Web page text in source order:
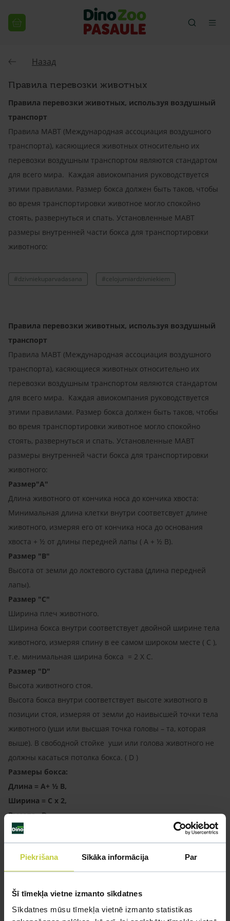
Piekrišana Sīkāka informācija Par
Šī tīmekļa vietne izmanto sīkdatnes
Sīkdatnes mūsu tīmekļa vietnē izmanto statistikas
Назад
Правила перевозки животных
Правила перевозки животных, используя воздушный
транспорт
Правила МАВТ (Международная ассоциация воздушного
транспорта), касяющиеся животных относительно их
перевозки воздушным транспортом являются стандартом
для всего мира. Каждая авиокомпания руководствуется
этими правилами. Размер бокса должен быть таков, чтобы
во время транспортировки животное могло спокойно
стоять, развернуться и спать. Установленные МАВТ
размеры внутренней части бокса для транспортировки
животного:
#dzivniekuparvadasana #celojumiardzivniekiem
Правила перевозки животных, используя воздушный
транспорт
Правила МАВТ (Международная ассоциация воздушного
транспорта), касяющиеся животных относительно их
перевозки воздушным транспортом являются стандартом
для всего мира. Каждая авиокомпания руководствуется
этими правилами. Размер бокса должен быть таков, чтобы
во время транспортировки животное могло спокойно
стоять, развернуться и спать. Установленные МАВТ
размеры внутренней части бокса для транспортировки
животного:
Размер"A"
Длина животного от кончика носа до кончика хвоста:
Минимальная длина клетки внутри соответсвует длине
животного, измеряя его от кончика носа до основания
хвоста + ½ от длины передней лапы ( A + ½ B).
Размер "B"
Высота от земли до локтевого сустава (длина передней
лапы).
Размер "C"
Ширина плеч животного.
Ширина бокса внутри соответствует двойной ширине тела
животного, измеряя спину в ее самом широком месте ( C ),
т.е. минимальная ширина бокса = 2 X C.
Размер "D"
Высота животного стоя.
Высота бокса внутри соответствует высоте животного в
позиции стоя, измеряя от земли до наивысшей точки тела
животного (уши или высшая точка головы – та, которая
выше). В свободной стойке уши или голова животного не
должны касаться потолка бокса. ( D )
Размеры бокса:
Длина = A+ ½ B,
Ширина = C x 2,
Высота= D
Если в одном боксе транспортируется больше одного
животного, размеры бокса должны соответствовать
большему животному.
Если в одном боксе транспортируются 2 животных, длину
бокса рассчитывают как размер «C» х 3, если
транспортируется 3 животных, тогда рассчет ширины